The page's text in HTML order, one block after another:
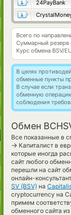
24PayBank
Всего по
Суммарный резерв
Курс обмена BSV/
В целях
обменные пункты
В случае если
обменную
соблюдения
Обмен
Все показанные в
→ Капиталист в
которые иногда
сайт любого
перешли на сайт
онлайн-
SV (BSV) на
cryptocurrency на
примем
обменного сайта